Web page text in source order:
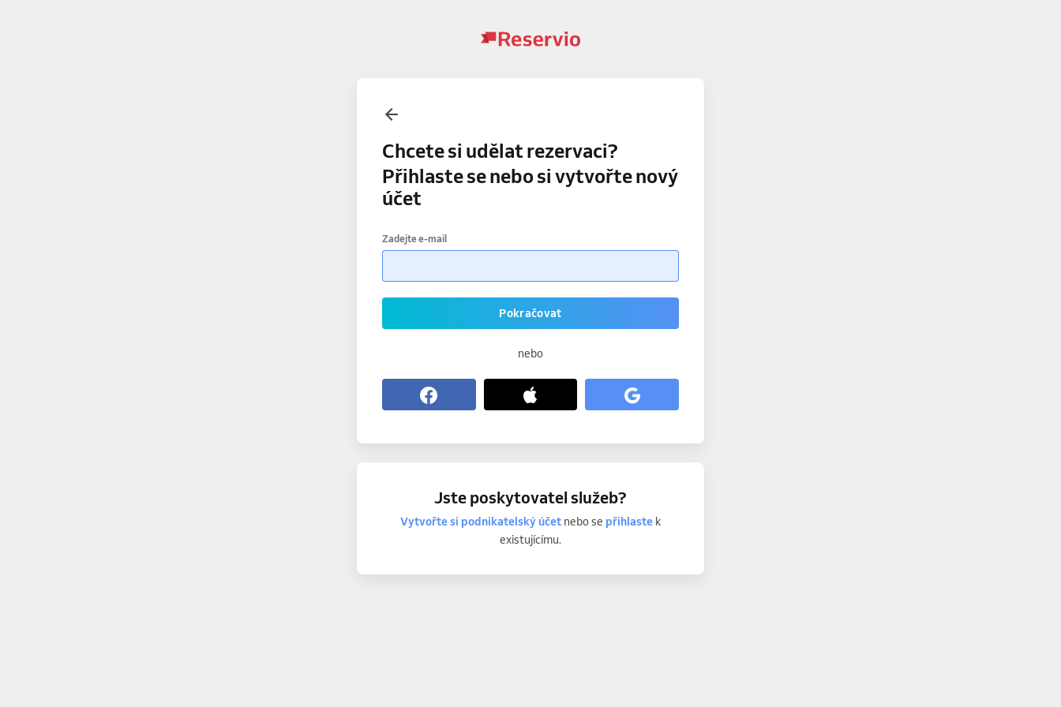
Chcete si udělat rezervaci?
Přihlaste se nebo si vytvořte nový
účet
Zadejte e-mail
Pokračovat
nebo
Jste poskytovatel služeb?
Vytvořte si podnikatelský účetnebo se přihlastek
existujícímu.